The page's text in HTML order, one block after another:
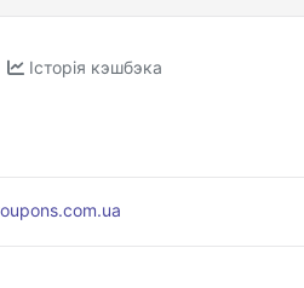
Історія кэшбэка